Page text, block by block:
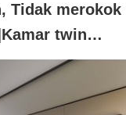
Tidak merokok
twin
dan bathtub